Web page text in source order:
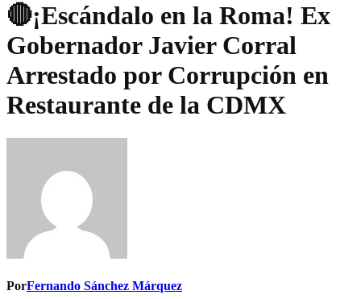
🔴¡Escándalo en la Roma! Ex
Gobernador Javier Corral
Arrestado por Corrupción en
Restaurante de la CDMX
PorFernando Sánchez Márquez